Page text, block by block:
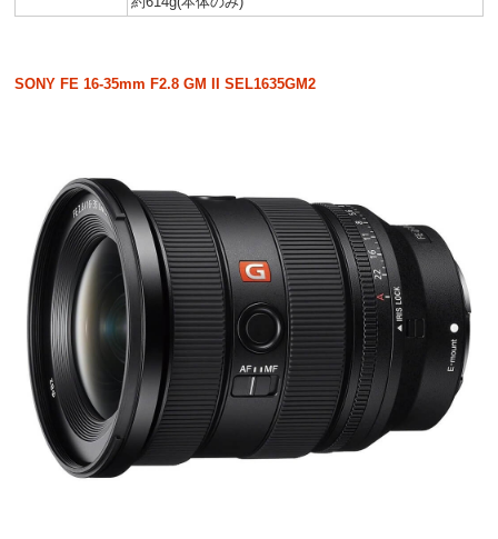
SONY FE 16-35mm F2.8 GM II SEL1635GM2